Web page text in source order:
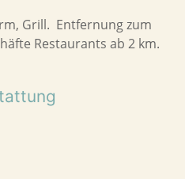
Grill. Entfernung zum
Restaurants ab 2 km.